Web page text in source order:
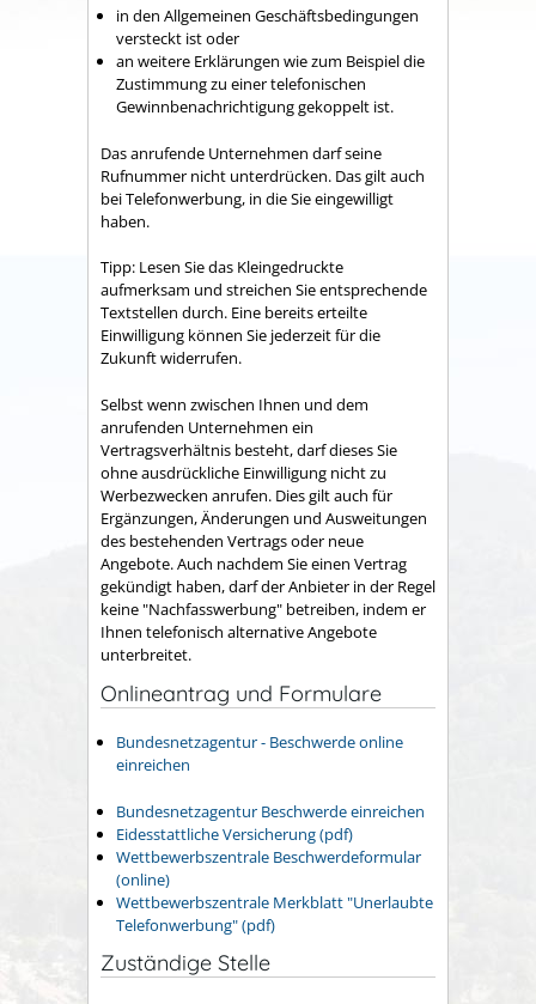
in den Allgemeinen Geschäftsbedingungen
versteckt ist oder
an weitere Erklärungen wie zum Beispiel die
Zustimmung zu einer telefonischen
Gewinnbenachrichtigung gekoppelt ist.
Das anrufende Unternehmen darf seine
Rufnummer nicht unterdrücken. Das gilt auch
bei Telefonwerbung, in die Sie eingewilligt
haben.
Tipp: Lesen Sie das Kleingedruckte
aufmerksam und streichen Sie entsprechende
Textstellen durch. Eine bereitserteilte
Einwilligung können Sie jederzeit für die
Zukunft widerrufen.
Selbst wenn zwischen Ihnen und dem
anrufenden Unternehmen ein
Vertragsverhältnis besteht, darf dieses Sie
ohne ausdrückliche Einwilligung nicht zu
Werbezwecken anrufen. Dies gilt auch für
Ergänzungen, Änderungen und Ausweitungen
des bestehenden Vertrags oder neue
Angebote.Auch nachdem Sie einen Vertrag
gekündigt haben, darf der Anbieter in der Regel
keine "Nachfasswerbung" betreiben, indem er
Ihnen telefonisch alternative Angebote
unterbreitet.
Onlineantrag und Formulare
Bundesnetzagentur - Beschwerde online
einreichen
Bundesnetzagentur Beschwerde einreichen
Eidesstattliche Versicherung (pdf)
Wettbewerbszentrale Beschwerdeformular
(online)
Wettbewerbszentrale Merkblatt "Unerlaubte
Telefonwerbung" (pdf)
Zuständige Stelle